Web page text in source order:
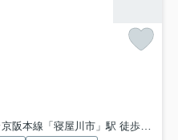
京阪本線「寝屋川市」駅 徒歩25分